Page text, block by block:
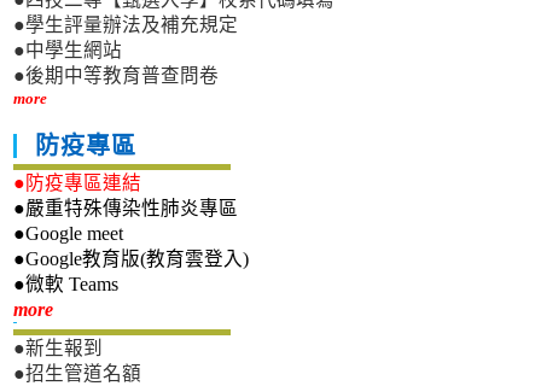
●學生評量辦法及補充規定
●中學生網站
●後期中等教育普查問卷
more
防疫專區
●防疫專區連結
●嚴重特殊傳染性肺炎專區
●Google meet
●Google教育版(教育雲登入)
●微軟 Teams
more新生專區
●新生報到
●招生管道名額